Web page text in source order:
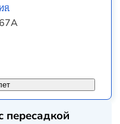
пересадкой